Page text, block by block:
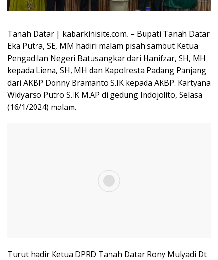
Tanah Datar | kabarkinisite.com, – Bupati Tanah Datar
Eka Putra, SE, MM hadiri malam pisah sambut Ketua
Pengadilan Negeri Batusangkar dari Hanifzar, SH, MH
kepada Liena, SH, MH dan Kapolresta Padang Panjang
dari AKBP Donny Bramanto S.IK kepada AKBP. Kartyana
Widyarso Putro S.IK M.AP di gedung Indojolito, Selasa
(16/1/2024) malam.
Turut hadir Ketua DPRD Tanah Datar Rony Mulyadi Dt